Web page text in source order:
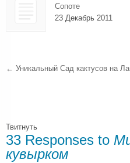
Сопоте
23 Декабрь 2011
← Уникальный Сад кактусов на
Твитнуть
33 Responses to
кувырком